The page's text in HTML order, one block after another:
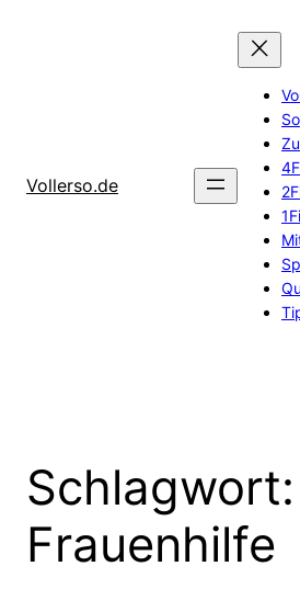
Vollerso.de
Schlagwort:
Frauenhilfe